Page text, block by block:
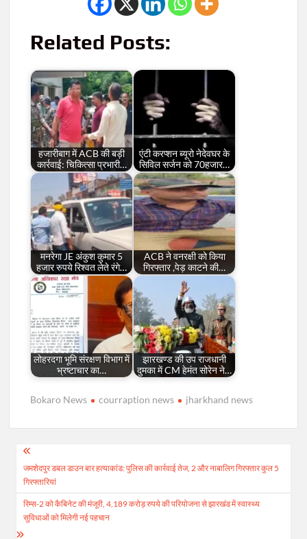
Related Posts:
हजारीबाग में ACB की बड़ी
कार्रवाई: चिकित्सा प्रभारी…
एंटी करप्शन ब्यूरो नेदेवघर के
सिविल सर्जन को 70हजार…
मनरेगा JE अंकुश कुमार 5
हजार रुपये रिश्वत लेते रंगे…
ACB ने वनरक्षी को किया
गिरफ्तार ,पेड़ काटने की…
लोहरदगा भूमि संरक्षण विभाग में
भ्रष्टाचार का…
झारखण्ड की उप राजधानी
दुमका में CM हेमंत सोरेन ने…
Bokaro News courraption news jharkhand news
Post
navigation
जमशेदपुर डबल डाउन बार हत्याकांड: पुलिस की कार्रवाई तेज, 2 और नाबालिग गिरफ्तार कुल 5
गिरफ्तारियां
रिम्स-2 को कैबिनेट की मंजूरी, 4,189 करोड़ रुपये की परियोजना से झारखंड में स्वास्थ्य
सुविधाओं को मिलेगी नई पहचान